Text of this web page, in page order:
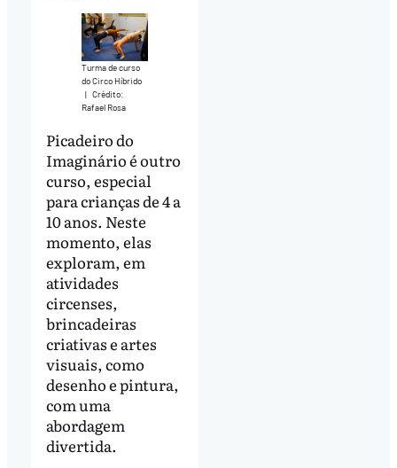
Turma de curso
do Circo Híbrido
| Crédito:
Rafael Rosa
Picadeiro do
Imaginário é outro
curso, especial
para crianças de 4 a
10 anos. Neste
momento, elas
exploram, em
atividades
circenses,
brincadeiras
criativas e artes
visuais, como
desenho e pintura,
com uma
abordagem
divertida.